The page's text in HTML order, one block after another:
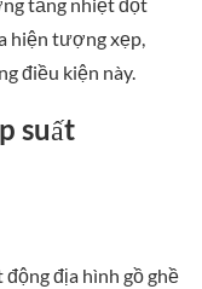
hiện tượng xẹp,
điều kiện này.
suất
địa hình gồ ghề